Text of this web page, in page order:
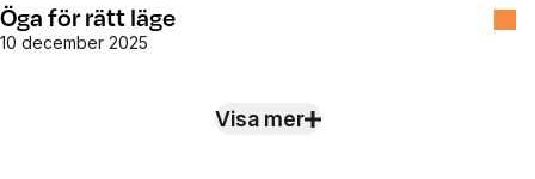
Öga för rätt läge
10 december 2025
Visa mer